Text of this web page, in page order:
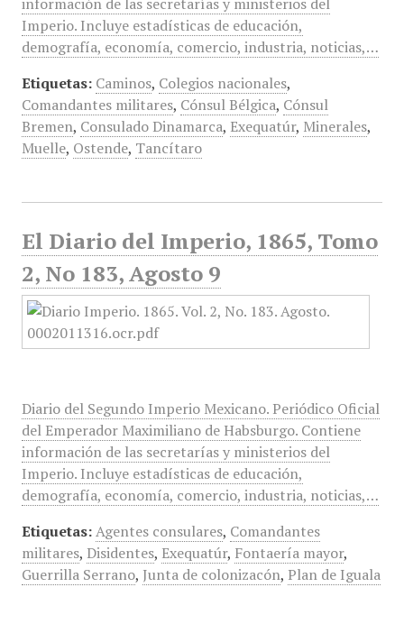
Imperio. Incluye estadísticas de educación,
demografía, economía, comercio, industria, noticias,…
Etiquetas: Caminos, Colegios nacionales,
Comandantes militares, Cónsul Bélgica, Cónsul
Bremen, Consulado Dinamarca, Exequatúr, Minerales,
Muelle, Ostende, Tancítaro
El Diario del Imperio, 1865, Tomo
2, No 183, Agosto 9
Diario del Segundo Imperio Mexicano. Periódico Oficial
del Emperador Maximiliano de Habsburgo. Contiene
información de las secretarías y ministerios del
Imperio. Incluye estadísticas de educación,
demografía, economía, comercio, industria, noticias,…
Etiquetas: Agentes consulares, Comandantes
militares, Disidentes, Exequatúr, Fontaería mayor,
Guerrilla Serrano, Junta de colonizacón, Plan de Iguala